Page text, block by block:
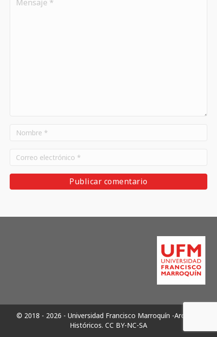
© 2018 - 2026 - Universidad Francisco Marroquín -Archivos
Históricos. CC BY-NC-SA